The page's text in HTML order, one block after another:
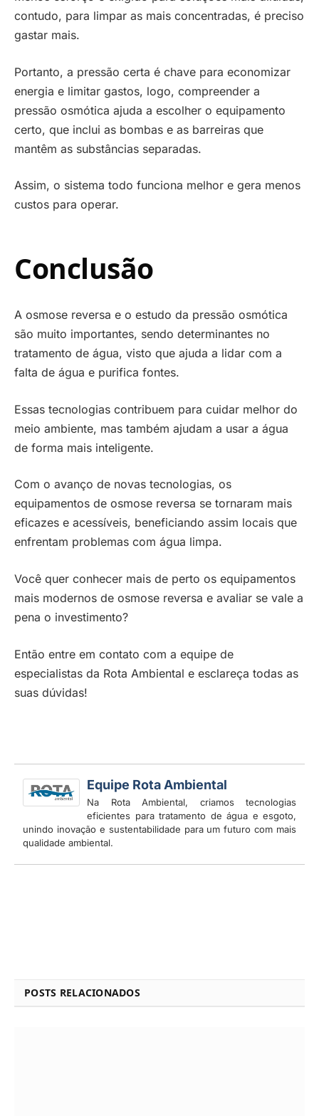
contudo, para limpar as mais concentradas, é preciso
gastar mais.
Portanto, a pressão certa é chave para economizar
energia e limitar gastos, logo, compreender a
pressão osmótica ajuda a escolher o equipamento
certo, que inclui as bombas e as barreiras que
mantêm as substâncias separadas.
Assim, o sistema todo funciona melhor e gera menos
custos para operar.
Conclusão
A osmose reversa e o estudo da pressão osmótica
são muito importantes, sendo determinantes no
tratamento de água, visto que ajuda a lidar com a
falta de água e purifica fontes.
Essas tecnologias contribuem para cuidar melhor do
meio ambiente, mas também ajudam a usar a água
de forma mais inteligente.
Com o avanço de novas tecnologias, os
equipamentos de osmose reversa se tornaram mais
eficazes e acessíveis, beneficiando assim locais que
enfrentam problemas com água limpa.
Você quer conhecer mais de perto os equipamentos
mais modernos de osmose reversa e avaliar se vale a
pena o investimento?
Então entre em contato com a equipe de
especialistas da Rota Ambiental e esclareça todas as
suas dúvidas!
Equipe Rota Ambiental
Na Rota Ambiental, criamos tecnologias
eficientes para tratamento de água e esgoto,
unindo inovação e sustentabilidade para um futuro com mais
qualidade ambiental.
POSTS RELACIONADOS